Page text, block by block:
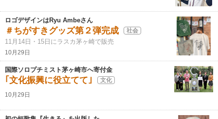
ロゴデザインはRyu Ambeさん
＃ちがすきグッズ第２弾完成 社会
11月14日・15日にラスカ茅ヶ崎で販売
10月29日
国際ソロプチミスト茅ヶ崎市へ寄付金
｢文化振興に役立てて｣ 文化
10月29日